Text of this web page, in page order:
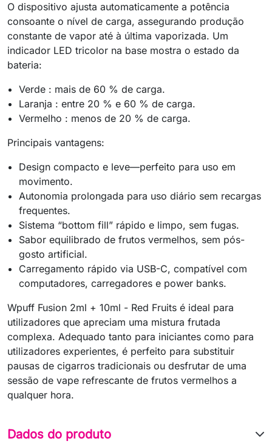
O dispositivo ajusta automaticamente a potência
consoante o nível de carga, assegurando produção
constante de vapor até à última vaporizada. Um
indicador LED tricolor na base mostra o estado da
bateria:
Verde : mais de 60 % de carga.
Laranja : entre 20 % e 60 % de carga.
Vermelho : menos de 20 % de carga.
Principais vantagens:
Design compacto e leve—perfeito para uso em
movimento.
Autonomia prolongada para uso diário sem recargas
frequentes.
Sistema “bottom fill” rápido e limpo, sem fugas.
Sabor equilibrado de frutos vermelhos, sem pós-
gosto artificial.
Carregamento rápido via USB-C, compatível com
computadores, carregadores e power banks.
Wpuff Fusion 2ml + 10ml - Red Fruits é ideal para
utilizadores que apreciam uma mistura frutada
complexa. Adequado tanto para iniciantes como para
utilizadores experientes, é perfeito para substituir
pausas de cigarros tradicionais ou desfrutar de uma
sessão de vape refrescante de frutos vermelhos a
qualquer hora.
Dados do produto